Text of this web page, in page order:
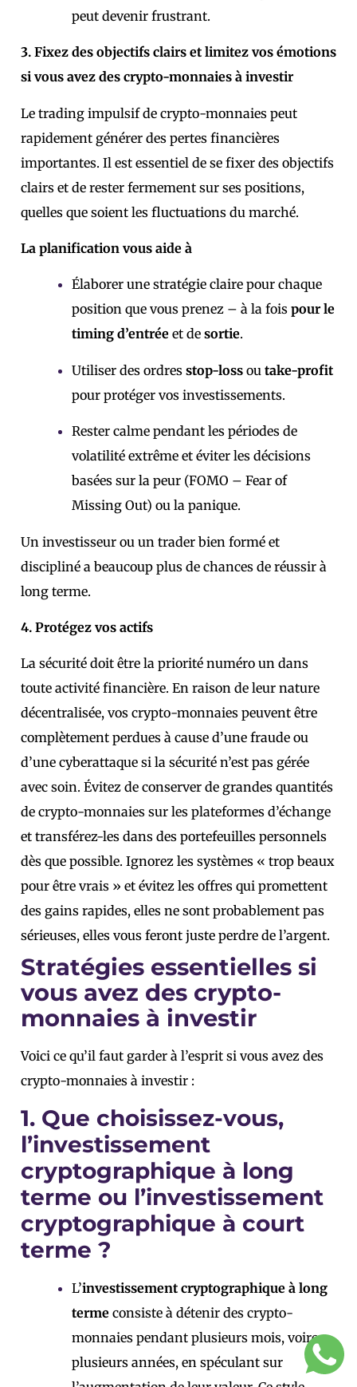
peut devenir frustrant.
3. Fixez des objectifs clairs et limitez vos émotions
si vous avez des crypto-monnaies à investir
Le trading impulsif de crypto-monnaies peut
rapidement générer des pertes financières
importantes. Il est essentiel de se fixer des objectifs
clairs et de rester fermement sur ses positions,
quelles que soient les fluctuations du marché.
La planification vous aide à
Élaborer une stratégie claire pour chaque
position que vous prenez – à la fois pour le
timing d’entrée et de sortie.
Utiliser des ordres stop-loss ou take-profit
pour protéger vos investissements.
Rester calme pendant les périodes de
volatilité extrême et éviter les décisions
basées sur la peur (FOMO – Fear of
Missing Out) ou la panique.
Un investisseur ou un trader bien formé et
discipliné a beaucoup plus de chances de réussir à
long terme.
4. Protégez vos actifs
La sécurité doit être la priorité numéro un dans
toute activité financière. En raison de leur nature
décentralisée, vos crypto-monnaies peuvent être
complètement perdues à cause d’une fraude ou
d’une cyberattaque si la sécurité n’est pas gérée
avec soin. Évitez de conserver de grandes quantités
de crypto-monnaies sur les plateformes d’échange
et transférez-les dans des portefeuilles personnels
dès que possible. Ignorez les systèmes « trop beaux
pour être vrais » et évitez les offres qui promettent
des gains rapides, elles ne sont probablement pas
sérieuses, elles vous feront juste perdre de l’argent.
Stratégies essentielles si
vous avez des crypto-
monnaies à investir
Voici ce qu’il faut garder à l’esprit si vous avez des
crypto-monnaies à investir :
1. Que choisissez-vous,
l’investissement
cryptographique à long
terme ou l’investissement
cryptographique à court
terme ?
L’investissement cryptographique à long
terme consiste à détenir des crypto-
monnaies pendant plusieurs mois, voire
plusieurs années, en spéculant sur